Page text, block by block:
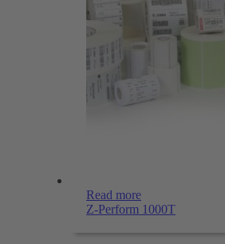
Read more
Z-Perform 1000T